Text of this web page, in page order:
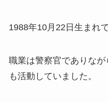
1988年10月22日生まれ
職業は警察官でありな
も活動していました。